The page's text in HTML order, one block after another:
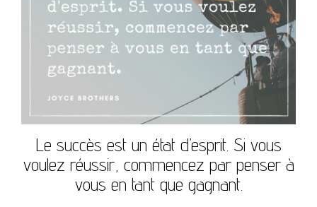
Le succès est un état d’esprit. Si vous
voulez réussir, commencez par penser à
vous en tant que gagnant.